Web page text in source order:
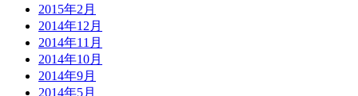
2015年2月
2014年12月
2014年11月
2014年10月
2014年9月
2014年5月